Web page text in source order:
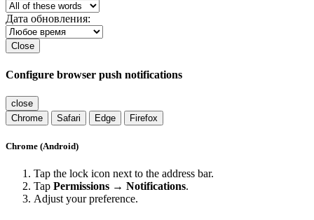
Дата обновления:
Close
Configure browser push notifications
close
Chrome
Safari Edge Firefox
Chrome (Android)
Tap the lock icon next to the address bar.
Tap Permissions → Notifications.
Adjust your preference.